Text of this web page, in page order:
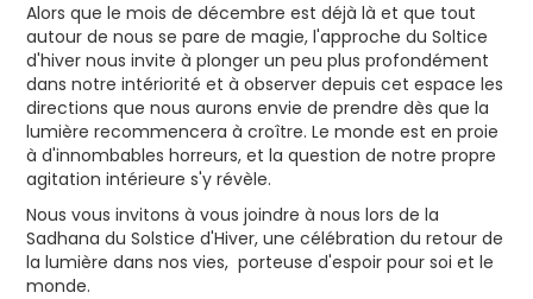
Alors que le mois de décembre est déjà là et que tout
autour de nous se pare de magie, l'approche du Soltice
d'hiver nous invite à plonger un peu plus profondément
dans notre intériorité et à observer depuis cet espace les
directions que nous aurons envie de prendre dès que la
lumière recommencera à croître. Le monde est en proie
à d'innombables horreurs, et la question de notre propre
agitation intérieure s'y révèle.
Nous vous invitons à vous joindre à nous lors de la
Sadhana du Solstice d'Hiver, une célébration du retour de
la lumière dans nos vies, porteuse d'espoir pour soi et le
monde.